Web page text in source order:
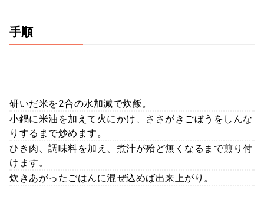
手順
研いだ米を2合の水加減で炊飯。
小鍋に米油を加えて火にかけ、ささがきごぼうをしんな
りするまで炒めます。
ひき肉、調味料を加え、煮汁が殆ど無くなるまで煎り付
けます。
炊きあがったごはんに混ぜ込めば出来上がり。